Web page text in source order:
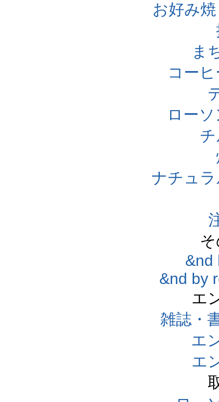
お好み
ま
コー
ロー
ナチュ
&nd
&nd by
エ
雑誌・
エ
エ